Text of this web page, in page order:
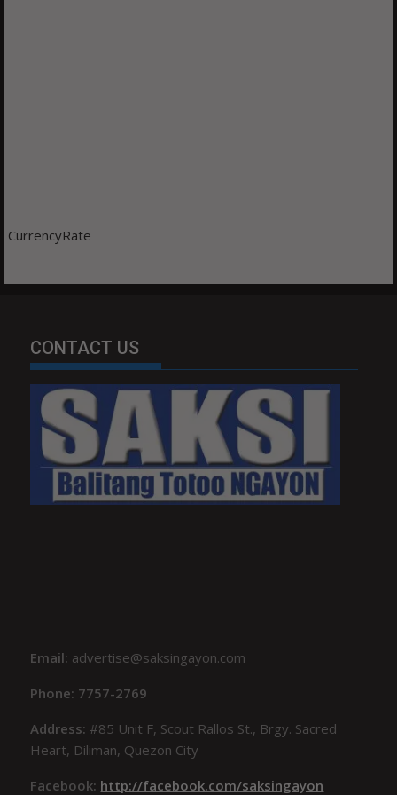
CurrencyRate
CONTACT US
Email: advertise@saksingayon.com
Phone: 7757-2769
Address:#85 Unit F, Scout Rallos St., Brgy. Sacred
Heart, Diliman, Quezon City
Facebook: http://facebook.com/saksingayon